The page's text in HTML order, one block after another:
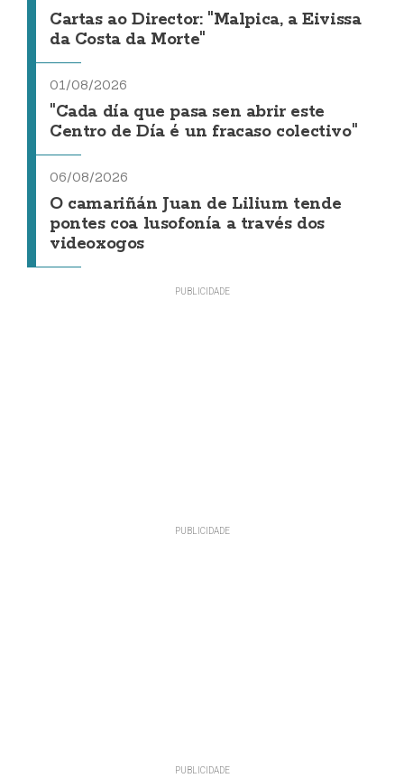
Cartas ao Director: "Malpica, a Eivissa
da Costa da Morte"
01/08/2026
"Cada día que pasa sen abrir este
Centro de Día é un fracaso colectivo"
06/08/2026
O camariñán Juan de Lilium tende
pontes coa lusofonía a través dos
videoxogos